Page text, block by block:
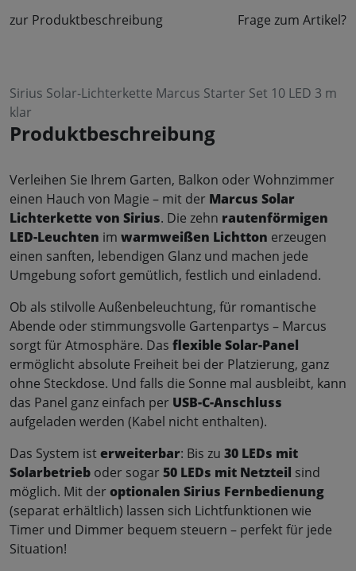
zur Produktbeschreibung Frage zum Artikel?
Sirius Solar-Lichterkette Marcus Starter Set 10 LED 3 m
klar
Produktbeschreibung
Verleihen Sie Ihrem Garten, Balkon oder Wohnzimmer
einen Hauch von Magie – mit der Marcus Solar
Lichterkette von Sirius. Die zehn rautenförmigen
LED-Leuchten im warmweißen Lichtton erzeugen
einen sanften, lebendigen Glanz und machen jede
Umgebung sofort gemütlich, festlich und einladend.
Ob als stilvolle Außenbeleuchtung, für romantische
Abende oder stimmungsvolle Gartenpartys – Marcus
sorgt für Atmosphäre. Das flexible Solar-Panel
ermöglicht absolute Freiheit bei der Platzierung, ganz
ohne Steckdose. Und falls die Sonne mal ausbleibt, kann
das Panel ganz einfach per USB-C-Anschluss
aufgeladen werden (Kabel nicht enthalten).
Das System isterweiterbar: Bis zu 30 LEDs mit
Solarbetrieb oder sogar50 LEDs mit Netzteil sind
möglich. Mit deroptionalen Sirius Fernbedienung
(separat erhältlich) lassen sich Lichtfunktionen wie
Timer und Dimmer bequem steuern – perfekt für jede
Situation!